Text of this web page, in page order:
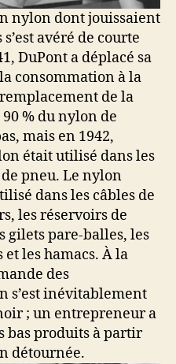
nylon dont jouissaient
avéré de courte
DuPont a déplacé sa
consommation à la
de la
% du nylon de
mais en 1942,
était utilisé dans les
pneu. Le nylon
dans les câbles de
les réservoirs de
gilets pare-balles, les
les hamacs. À la
des
s’est inévitablement
; un entrepreneur a
bas produits à partir
détournée.